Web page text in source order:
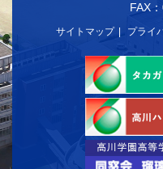
FAX
サイトマップ プライ